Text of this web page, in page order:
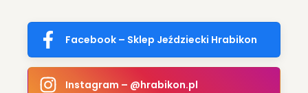
Facebook – Sklep Jeździecki Hrabikon
Instagram – @hrabikon.pl